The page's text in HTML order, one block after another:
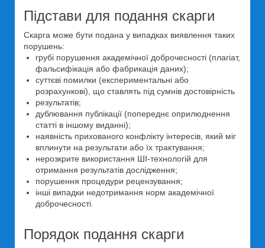
Підстави для подання скарги
Скарга може бути подана у випадках виявлення таких
порушень:
грубі порушення академічної доброчесності (плагіат,
фальсифікація або фабрикація даних);
суттєві помилки (експериментальні або
розрахункові), що ставлять під сумнів достовірність
результатів;
дублювання публікації (попереднє оприлюднення
статті в іншому виданні);
наявність прихованого конфлікту інтересів, який міг
вплинути на результати або їх трактування;
нерозкрите використання ШІ-технологій для
отримання результатів дослідження;
порушення процедури рецензування;
інші випадки недотримання норм академічної
доброчесності.
Порядок подання скарги